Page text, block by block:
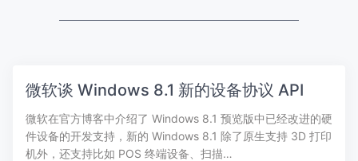
微软谈 Windows 8.1 新的设备协议 API
微软在官方博客中介绍了 Windows 8.1 预览版中已经改进的硬
件设备的开发支持，新的 Windows 8.1 除了原生支持 3D 打印
机外，还支持比如 POS 终端设备、扫描…